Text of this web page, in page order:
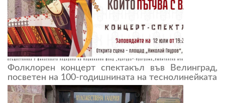
Фолклорен концерт спектакъл във Велинград,
посветен на 100-годишнината на теснолинейката